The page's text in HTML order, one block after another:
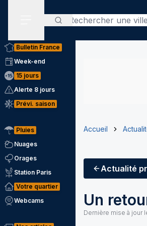
Rechercher
Bulletin France
Week-end
15 jours
Alerte 8 jours
Prévi. saison
Pluies
Nuages
Orages
Station Paris
Votre quartier
Webcams
Accueil
Actualité
Un
Dernière mise à jour